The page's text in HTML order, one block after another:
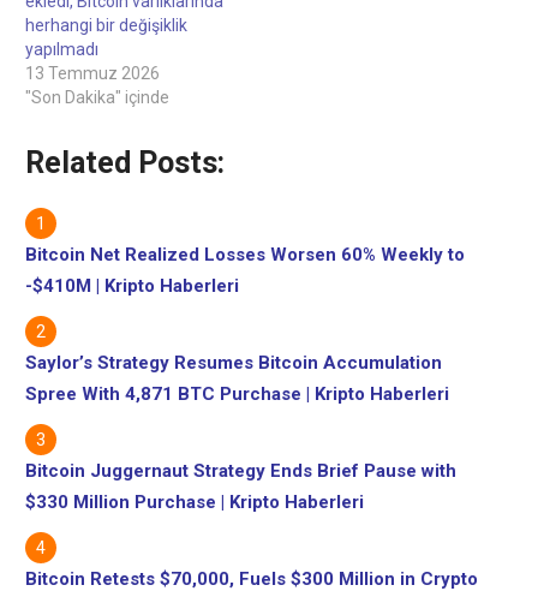
herhangi bir değişiklik
yapılmadı
13 Temmuz 2026
"Son Dakika" içinde
Related Posts:
Bitcoin Net Realized Losses Worsen 60% Weekly to
-$410M | Kripto Haberleri
Saylor’s Strategy Resumes Bitcoin Accumulation
Spree With 4,871 BTC Purchase | Kripto Haberleri
Bitcoin Juggernaut Strategy Ends Brief Pause with
$330 Million Purchase | Kripto Haberleri
Bitcoin Retests $70,000, Fuels $300 Million in Crypto